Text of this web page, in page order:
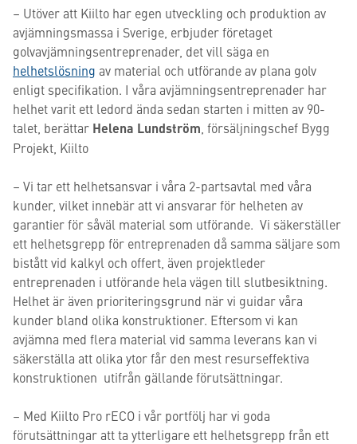
– Utöver att Kiilto har egen utveckling och produktion av
avjämningsmassa i Sverige, erbjuder företaget
golvavjämningsentreprenader, det vill säga en
helhetslösning av material och utförande av plana golv
enligt specifikation. I våra avjämningsentreprenader har
helhet varit ett ledord ända sedan starten i mitten av 90-
talet, berättar Helena Lundström , försäljningschef Bygg
Projekt, Kiilto
– Vi tar ett helhetsansvar i våra 2-partsavtal med våra
kunder, vilket innebär att vi ansvarar för helheten av
garantier för såväl material som utförande. Vi säkerställer
ett helhetsgrepp för entreprenaden då samma säljare som
bistått vid kalkyl och offert, även projektleder
entreprenaden i utförande hela vägen till slutbesiktning.
Helhet är även prioriteringsgrund när vi guidar våra
kunder bland olika konstruktioner. Eftersom vi kan
avjämna med flera material vid samma leverans kan vi
säkerställa att olika ytor får den mest resurseffektiva
konstruktionen utifrån gällande förutsättningar.
– Med Kiilto Pro rECO i vår portfölj har vi goda
förutsättningar att ta ytterligare ett helhetsgrepp från ett